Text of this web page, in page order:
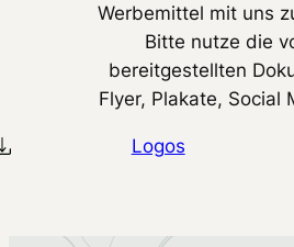
Werbemittel mit uns
Bitte nutze die
bereitgestellten
Flyer, Plakate, Social
Logos